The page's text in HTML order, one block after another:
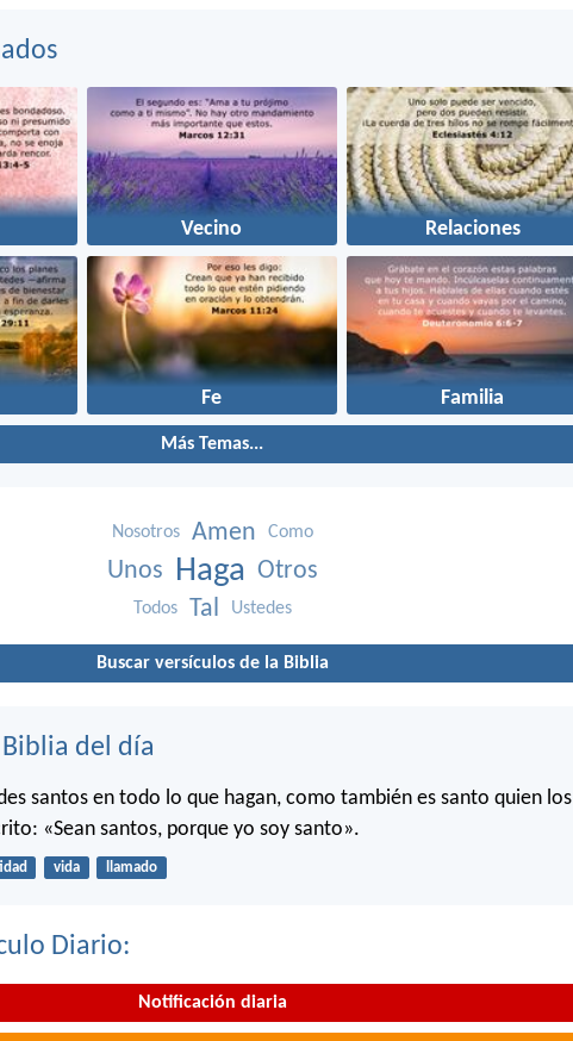
Vecino Relaciones
Fe Familia
Más Temas...
Nosotros Amen Como
Unos Haga Otros
Todos Tal Ustedes
Buscar versículos de la Biblia
del día
santos en todo lo que hagan, como también es santo quien los
«Sean santos, porque yo soy santo».
vida llamado
Diario:
Notificación diaria